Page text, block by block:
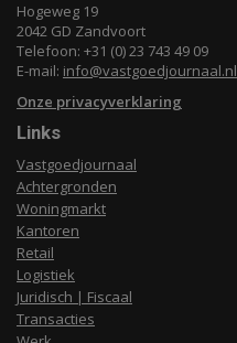
Hogeweg 19
2042 GD Zandvoort
Telefoon: +31 (0) 23 743 49 09
E-mail: info@vastgoedjournaal.nl
Onze privacyverklaring
Links
Vastgoedjournaal
Achtergronden
Woningmarkt
Kantoren
Retail
Logistiek
Juridisch | Fiscaal
Transacties